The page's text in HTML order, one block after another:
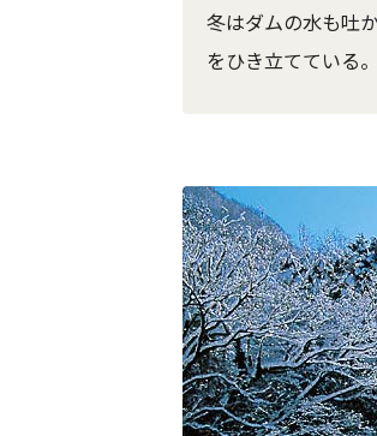
冬はダムの水も吐
をひき立てている。